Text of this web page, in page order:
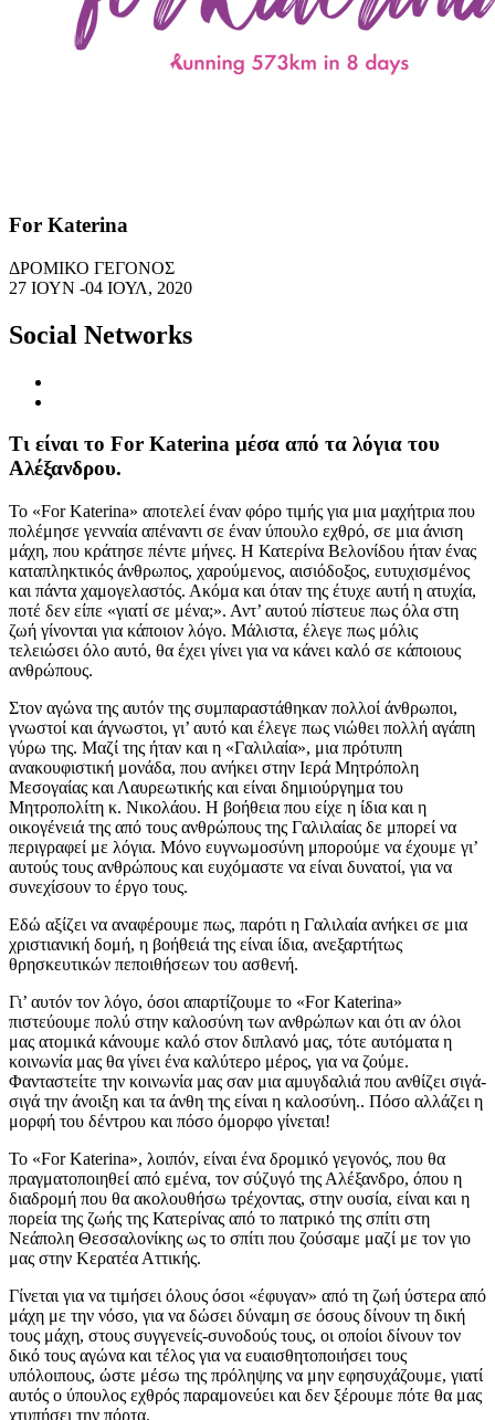
For Katerina
ΔΡΟΜΙΚΟ ΓΕΓΟΝΟΣ
27 ΙΟΥΝ -04 ΙΟΥΛ, 2020
Social Networks
Τι είναι το For Katerina μέσα από τα λόγια του
Αλέξανδρου.
Το «For Katerina» αποτελεί έναν φόρο τιμής για μια μαχήτρια που
πολέμησε γενναία απέναντι σε έναν ύπουλο εχθρό, σε μια άνιση
μάχη, που κράτησε πέντε μήνες. Η Κατερίνα Βελονίδου ήταν ένας
καταπληκτικός άνθρωπος, χαρούμενος, αισιόδοξος, ευτυχισμένος
και πάντα χαμογελαστός. Ακόμα και όταν της έτυχε αυτή η ατυχία,
ποτέ δεν είπε «γιατί σε μένα;». Αντ’ αυτού πίστευε πως όλα στη
ζωή γίνονται για κάποιον λόγο. Μάλιστα, έλεγε πως μόλις
τελειώσει όλο αυτό, θα έχει γίνει για να κάνει καλό σε κάποιους
ανθρώπους.
Στον αγώνα της αυτόν της συμπαραστάθηκαν πολλοί άνθρωποι,
γνωστοί και άγνωστοι, γι’ αυτό και έλεγε πως νιώθει πολλή αγάπη
γύρω της. Μαζί της ήταν και η «Γαλιλαία», μια πρότυπη
ανακουφιστική μονάδα, που ανήκει στην Ιερά Μητρόπολη
Μεσογαίας και Λαυρεωτικής και είναι δημιούργημα του
Μητροπολίτη κ. Νικολάου. Η βοήθεια που είχε η ίδια και η
οικογένειά της από τους ανθρώπους της Γαλιλαίας δε μπορεί να
περιγραφεί με λόγια. Μόνο ευγνωμοσύνη μπορούμε να έχουμε γι’
αυτούς τους ανθρώπους και ευχόμαστε να είναι δυνατοί, για να
συνεχίσουν το έργο τους.
Εδώ αξίζει να αναφέρουμε πως, παρότι η Γαλιλαία ανήκει σε μια
χριστιανική δομή, η βοήθειά της είναι ίδια, ανεξαρτήτως
θρησκευτικών πεποιθήσεων του ασθενή.
Γι’ αυτόν τον λόγο, όσοι απαρτίζουμε το «For Katerina»
πιστεύουμε πολύ στην καλοσύνη των ανθρώπων και ότι αν όλοι
μας ατομικά κάνουμε καλό στον διπλανό μας, τότε αυτόματα η
κοινωνία μας θα γίνει ένα καλύτερο μέρος, για να ζούμε.
Φανταστείτε την κοινωνία μας σαν μια αμυγδαλιά που ανθίζει σιγά-
σιγά την άνοιξη και τα άνθη της είναι η καλοσύνη.. Πόσο αλλάζει η
μορφή του δέντρου και πόσο όμορφο γίνεται!
Το «For Katerina», λοιπόν, είναι ένα δρομικό γεγονός, που θα
πραγματοποιηθεί από εμένα, τον σύζυγό της Αλέξανδρο, όπου η
διαδρομή που θα ακολουθήσω τρέχοντας, στην ουσία, είναι και η
πορεία της ζωής της Κατερίνας από το πατρικό της σπίτι στη
Νεάπολη Θεσσαλονίκης ως το σπίτι που ζούσαμε μαζί με τον γιο
μας στην Κερατέα Αττικής.
Γίνεται για να τιμήσει όλους όσοι «έφυγαν» από τη ζωή ύστερα από
μάχη με την νόσο, για να δώσει δύναμη σε όσους δίνουν τη δική
τους μάχη, στους συγγενείς-συνοδούς τους, οι οποίοι δίνουν τον
δικό τους αγώνα και τέλος για να ευαισθητοποιήσει τους
υπόλοιπους, ώστε μέσω της πρόληψης να μην εφησυχάζουμε, γιατί
αυτός ο ύπουλος εχθρός παραμονεύει και δεν ξέρουμε πότε θα μας
χτυπήσει την πόρτα.